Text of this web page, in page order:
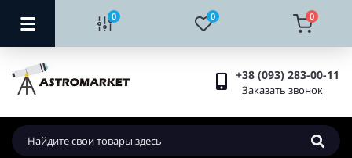
0 0 0
+38 (093) 283-00-11
Заказать звонок